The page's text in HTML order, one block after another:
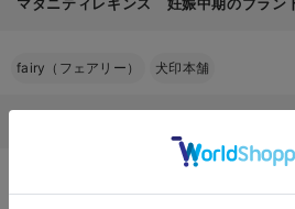
fairy（フェアリー） 犬印本舗
お気に入り商品を確